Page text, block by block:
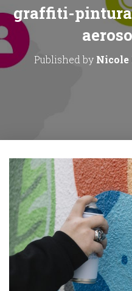
graffiti-
Published by Nicole